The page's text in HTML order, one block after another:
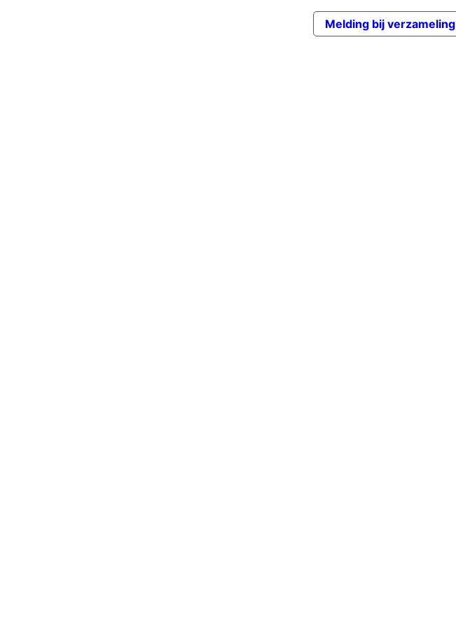
Melding bij verzameling